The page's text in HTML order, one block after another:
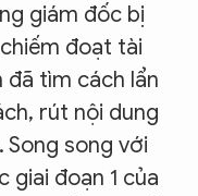
giám đốc bị
đoạt tài
đã tìm cách lẩn
rút nội dung
song với
giai đoạn 1 của